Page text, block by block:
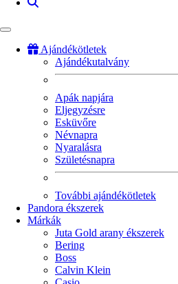
Ajándékötletek
Ajándékutalvány
Apák napjára
Eljegyzésre
Esküvőre
Névnapra
Nyaralásra
Születésnapra
További ajándékötletek
Pandora ékszerek
Márkák
Juta Gold arany ékszerek
Bering
Boss
Calvin Klein